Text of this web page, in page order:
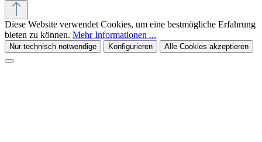
Diese Website verwendet Cookies, um eine bestmögliche Erfahrung
bieten zu können. Mehr Informationen ...
Nur technisch notwendige Konfigurieren Alle Cookies akzeptieren